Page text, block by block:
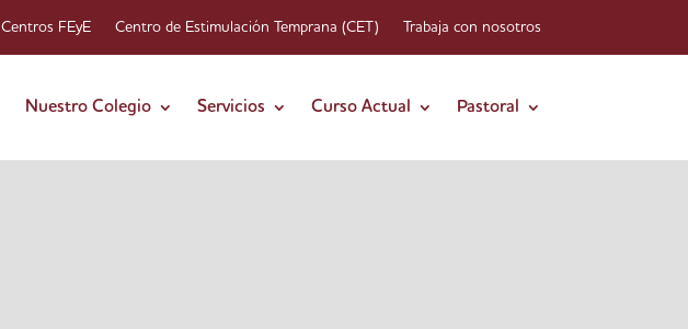
Centros FEyE Centro de Estimulación Temprana (CET) Trabaja con nosotros
Nuestro Colegio Servicios Curso Actual Pastoral